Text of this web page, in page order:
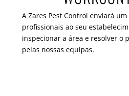
A Zares Pest Control enviará um
profissionais ao seu
inspecionar a área e resolver o
pelas nossas equipas.